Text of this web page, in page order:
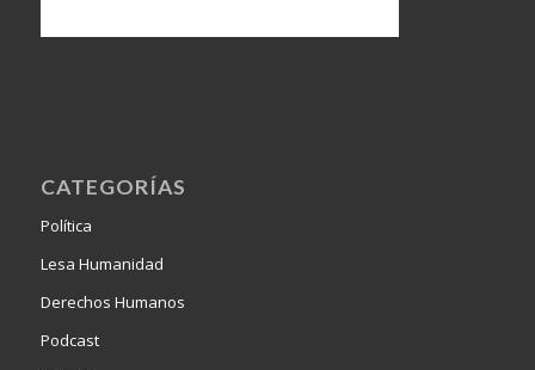
CATEGORÍAS
Política
Lesa Humanidad
Derechos Humanos
Podcast